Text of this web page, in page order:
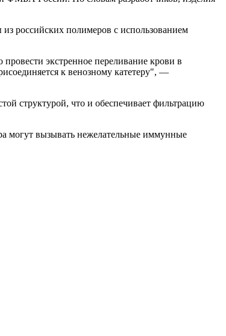
российских полимеров с использованием
экстренное переливание крови в
к венозному катетеру", —
структурой, что и обеспечивает фильтрацию
могут вызывать нежелательные иммунные